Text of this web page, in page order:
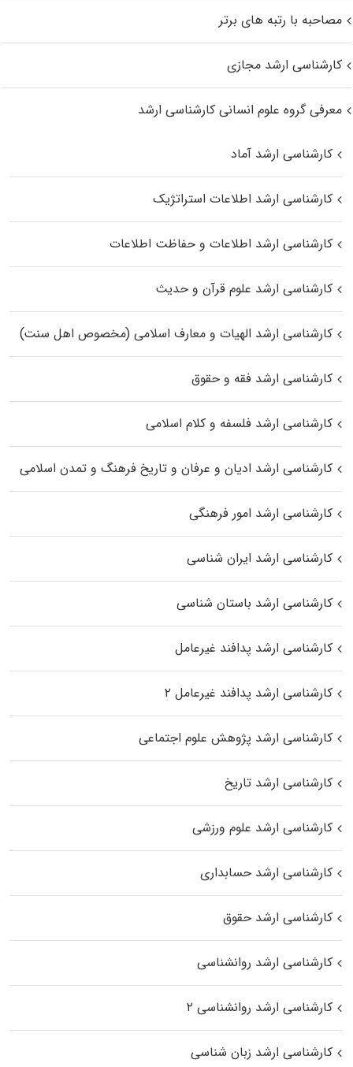
مصاحبه با رتبه های برتر
کارشناسی ارشد مجازی
معرفی گروه علوم انسانی کارشناسی ارشد
کارشناسی ارشد آماد
کارشناسی ارشد اطلاعات استراتژیک
کارشناسی ارشد اطلاعات و حفاظت اطلاعات
کارشناسی ارشد علوم قرآن و حدیث
کارشناسی ارشد الهیات و معارف اسلامی (مخصوص اهل سنت)
کارشناسی ارشد فقه و حقوق
کارشناسی ارشد فلسفه و کلام اسلامی
کارشناسی ارشد ادیان و عرفان و تاریخ فرهنگ و تمدن اسلامی
کارشناسی ارشد امور فرهنگی
کارشناسی ارشد ایران شناسی
کارشناسی ارشد باستان شناسی
کارشناسی ارشد پدافند غیرعامل
کارشناسی ارشد پدافند غیرعامل ۲
کارشناسی ارشد پژوهش علوم اجتماعی
کارشناسی ارشد تاریخ
کارشناسی ارشد علوم ورزشی
کارشناسی ارشد حسابداری
کارشناسی ارشد حقوق
کارشناسی ارشد روانشناسی
کارشناسی ارشد روانشناسی ۲
کارشناسی ارشد زبان شناسی